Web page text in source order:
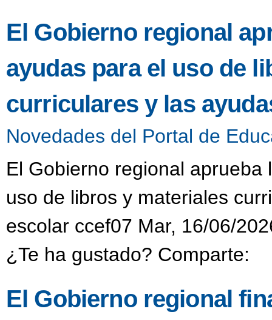
El Gobierno regional
ayudas para el uso de
curriculares y las
Novedades del Portal de
El Gobierno regional
uso de libros y materiales
escolar ccef07 Mar, 16/06/
¿Te ha gustado? Comparte:
El Gobierno regional